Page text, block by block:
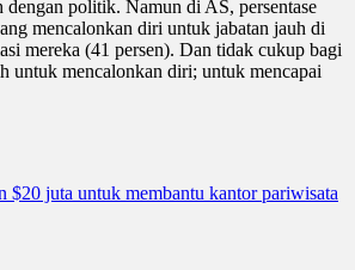
dengan politik. Namun di AS, persentase
mencalonkan diri untuk jabatan jauh di
mereka (41 persen). Dan tidak cukup bagi
untuk mencalonkan diri; untuk mencapai